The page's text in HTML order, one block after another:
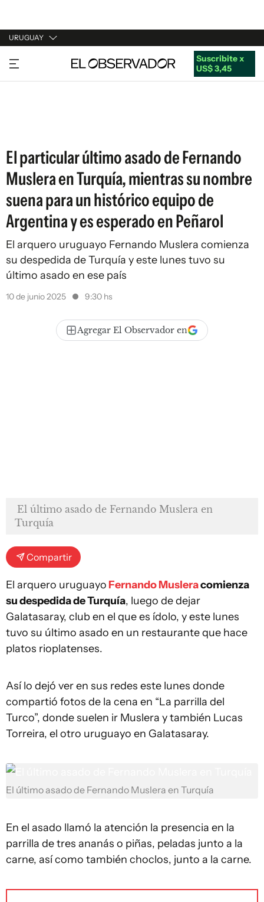
URUGUAY
URUGUAY
ARGENTINA
Suscribite x
US$ 3,45
El particular último asado de Fernando
Muslera en Turquía, mientras su nombre
suena para un histórico equipo de
Argentina y es esperado en Peñarol
El arquero uruguayo Fernando Muslera comienza
su despedida de Turquía y este lunes tuvo su
último asado en ese país
10 de junio 2025 9:30 hs
Agregar El Observador en
El último asado de Fernando Muslera en
Turquía
Compartir
El arquero uruguayo Fernando Musleracomienza
su despedida de Turquía, luego de dejar
Galatasaray, club en el que es ídolo, y este lunes
tuvo su último asado en un restaurante que hace
platos rioplatenses.
Así lo dejó ver en sus redes este lunes donde
compartió fotos de la cena en “La parrilla del
Turco”, donde suelen ir Muslera y también Lucas
Torreira, el otro uruguayo en Galatasaray.
El último asado de Fernando Muslera en Turquía
En el asado llamó la atención la presencia en la
parrilla de tres ananás o piñas, peladas junto a la
carne, así como también choclos, junto a la carne.